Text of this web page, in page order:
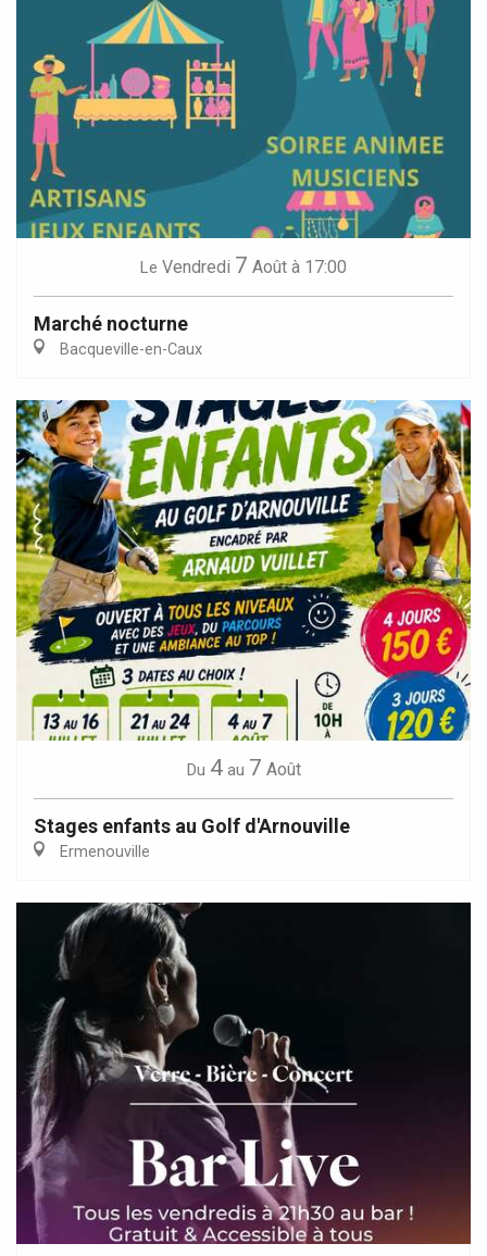
Le Vendredi 7 Août à 17:00
Marché nocturne
Bacqueville-en-Caux
Du 4 au 7 Août
Stages enfants au Golf d'Arnouville
Ermenouville